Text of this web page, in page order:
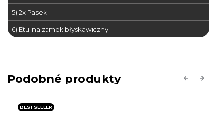
5) 2x Pasek
6) Etui na zamek błyskawiczny
Previous
PROMOCJA
Next